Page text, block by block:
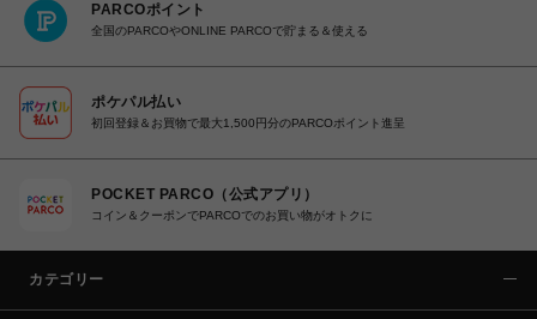
PARCOポイント
全国のPARCOやONLINE PARCOで貯まる＆使える
ポケパル払い
初回登録＆お買物で最大1,500円分のPARCOポイント進呈
POCKET PARCO（公式アプリ）
コイン＆クーポンでPARCOでのお買い物がオトクに
カテゴリー